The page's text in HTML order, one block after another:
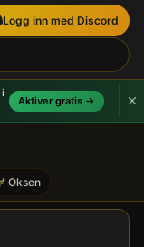
Logg inn med Discord
i
Aktiver gratis →
Oksen